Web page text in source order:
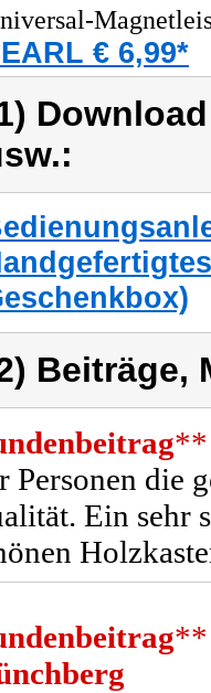
€ 6,99*
Beiträge,
**
Personen die
Ein sehr
**